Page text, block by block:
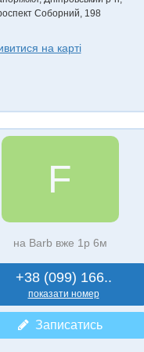
Соборний, 198
на карті
F
на Barb вже 1р 6м
+38 (099) 166..
показати номер
Записатись